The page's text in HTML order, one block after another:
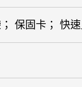
保固卡； 快